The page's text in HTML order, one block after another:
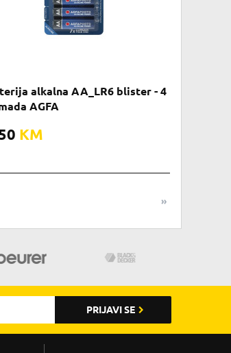
alkalna AA_LR6 blister - 4
AGFA
KM
»
PRIJAVI SE